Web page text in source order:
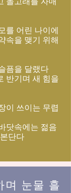
를 어린 나이에
속을 맺기 위해
픔을 달랬다
반기며 새 힘을
이 쓰이는 무렵
닷속에는 젊음
단다
며 눈물 흘